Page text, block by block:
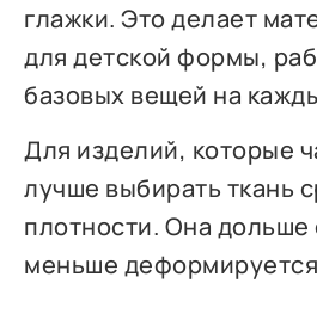
глажки. Это делает
для детской формы,
базовых вещей на
Для изделий, которые
лучше выбирать ткань
плотности. Она дольше
меньше